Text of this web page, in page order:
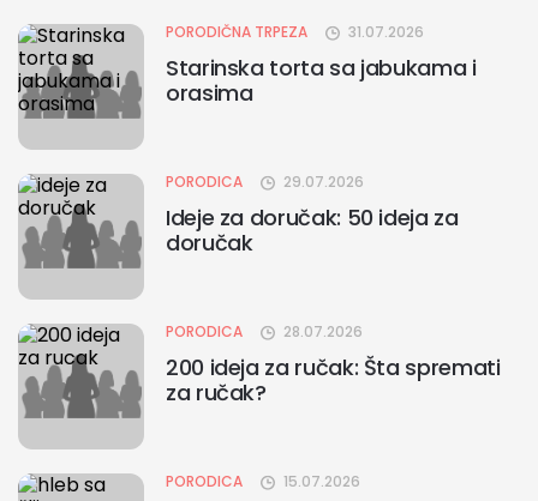
PORODIČNA TRPEZA 31.07.2026
Starinska torta sa jabukama i
orasima
PORODICA 29.07.2026
Ideje za doručak: 50 ideja za
doručak
PORODICA 28.07.2026
200 ideja za ručak: Šta spremati
za ručak?
PORODICA 15.07.2026